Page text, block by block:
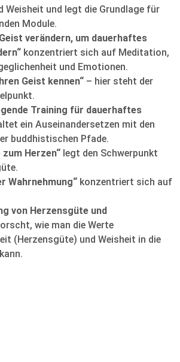
Weisheit und legt die Grundlage für
Module.
verändern, um dauerhaftes
konzentriert sich auf Meditation,
und Emotionen.
Geist kennen“ – hier steht der
Training für dauerhaftes
ein Auseinandersetzen mit den
buddhistischen Pfade.
zum Herzen“ legt den Schwerpunkt
Wahrnehmung“ konzentriert sich auf
von Herzensgüte und
wie man die Werte
(Herzensgüte) und Weisheit in die